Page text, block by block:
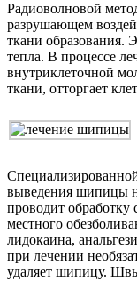
Радиоволновой
разрушающем
ткани образования.
тепла. В процессе
внутриклеточной
ткани, отторгает
выведения шипицы
проводит
местного
лидокаина,
при лечении
удаляет шипицу.